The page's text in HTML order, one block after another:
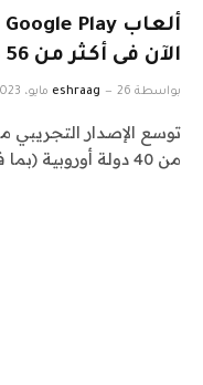
الآن فى أكثر من 56 دولة أوروبية
بواسطة eshraag 26 مايو، 2023
من 40 دولة أوروبية (بما فى ذلك المملكة المتحدة) ونيوزيلندا…